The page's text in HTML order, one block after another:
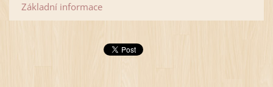
Základní informace